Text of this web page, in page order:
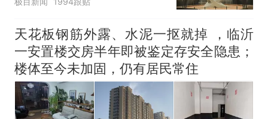
天花板钢筋外露、水泥一抠就掉 ，临沂
一安置楼交房半年即被鉴定存安全隐患；
楼体至今未加固，仍有居民常住